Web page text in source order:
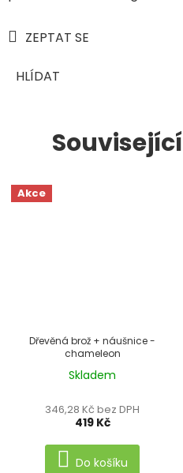
ZEPTAT SE
HLÍDAT
Akce
499 Kč –16 %
Dřevěná brož + náušnice -
chameleon
Průměrné
produktu
Skladem
346,28 Kč bez DPH
419 Kč
Do košíku